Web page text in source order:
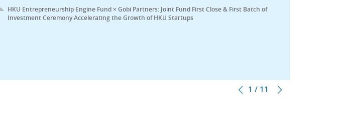
HKU Entrepreneurship Engine Fund × Gobi Partners: Joint Fund First Close & First Batch of
Investment Ceremony Accelerating the Growth of HKU Startups
1 / 11